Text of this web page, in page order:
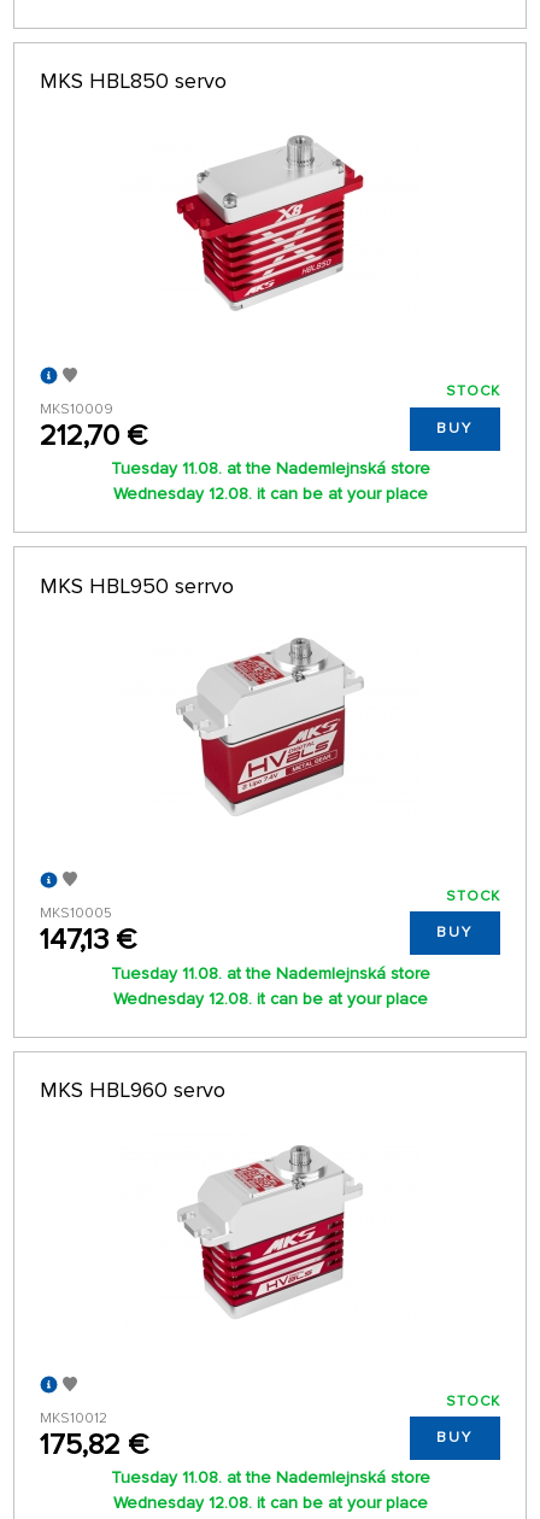
MKS HBL850 servo
MKS10009
212,70 €
STOCK
BUY
Tuesday 11.08. at the Nademlejnská store
Wednesday 12.08. it can be at your place
MKS HBL950 serrvo
MKS10005
147,13 €
STOCK
BUY
Tuesday 11.08. at the Nademlejnská store
Wednesday 12.08. it can be at your place
MKS HBL960 servo
MKS10012
175,82 €
STOCK
BUY
Tuesday 11.08. at the Nademlejnská store
Wednesday 12.08. it can be at your place